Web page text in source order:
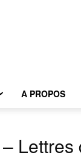
A PROPOS
Lettres